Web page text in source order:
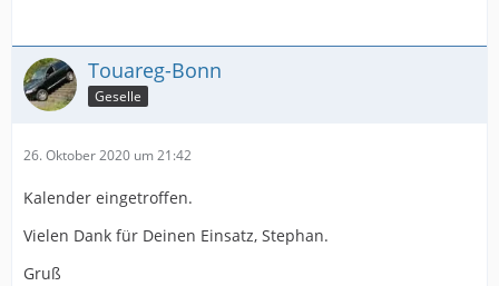
Touareg-Bonn
Geselle
26. Oktober 2020 um 21:42
Kalender eingetroffen.
Vielen Dank für Deinen Einsatz, Stephan.
Gruß